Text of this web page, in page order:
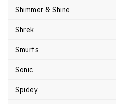
Shimmer & Shine
Shrek
Smurfs
Sonic
Spidey